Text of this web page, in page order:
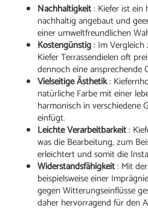
Nachhaltigkeit: Kiefer ist ein
nachhaltig angebaut und
einer umweltfreundlichen
Kostengünstig: Im
Kiefer Terrassendielen oft
dennoch eine ansprechende
Vielseitige Ästhetik:
natürliche Farbe mit einer
harmonisch in verschiedene
einfügt.
Leichte Verarbeitbarkeit:
was die Bearbeitung, zum
erleichtert und somit die
Widerstandsfähigkeit: Mit
beispielsweise einer
gegen Witterungseinflüsse
daher hervorragend für den